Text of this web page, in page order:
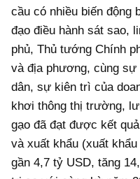
cầu có nhiều biến
đạo điều hành sát sao,
phủ, Thủ tướng Chính
và địa phương, cùng
dân, sự kiên trì của
khơi thông thị trường,
gạo đã đạt được kết
và xuất khẩu (xuất
gần 4,7 tỷ USD, tăng